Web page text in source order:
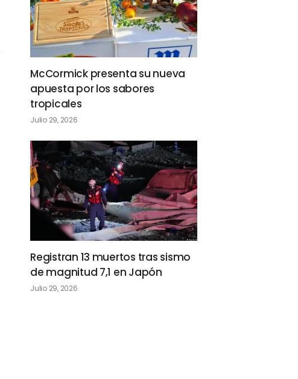
McCormick presenta su nueva
apuesta por los sabores
tropicales
Julio 29, 2026
Registran 13 muertos tras sismo
de magnitud 7,1 en Japón
Julio 29, 2026